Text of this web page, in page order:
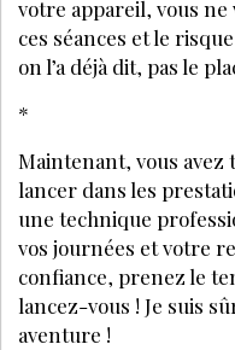
votre appareil, vous
ces séances et le
on l’a déjà dit, pas le
*
Maintenant, vous avez
lancer dans les
une technique
vos journées et votre
confiance, prenez le
lancez-vous ! Je suis
aventure !